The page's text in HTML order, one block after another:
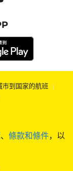
、 條款和條件，以
市到国家的航班 |